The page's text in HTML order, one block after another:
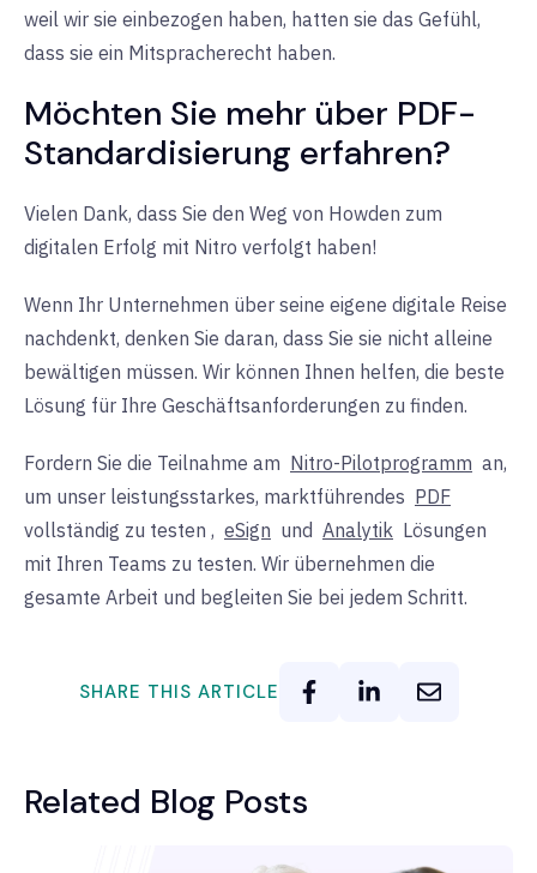
weil wir sie einbezogen haben, hatten sie das Gefühl,
dass sie ein Mitspracherecht haben.
Möchten Sie mehr über PDF-
Standardisierung erfahren?
Vielen Dank, dass Sie den Weg von Howden zum
digitalen Erfolg mit Nitro verfolgt haben!
Wenn Ihr Unternehmen über seine eigene digitale Reise
nachdenkt, denken Sie daran, dass Sie sie nicht alleine
bewältigen müssen. Wir können Ihnen helfen, die beste
Lösung für Ihre Geschäftsanforderungen zu finden.
Fordern Sie die Teilnahme am Nitro-Pilotprogramm an,
um unser leistungsstarkes, marktführendes PDF
vollständig zu testen , eSign und Analytik Lösungen
mit Ihren Teams zu testen. Wir übernehmen die
gesamte Arbeit und begleiten Sie bei jedem Schritt.
SHARE THIS ARTICLE
Related Blog Posts